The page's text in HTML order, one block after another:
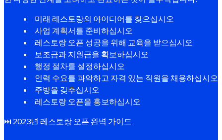
미래 레스토랑의 아이디어를 찾으십시오
사업 계획서를 준비하십시오
레스토랑 오픈 성공을 위해 교육을 받으십시오
보조금과 지원금을 확보하십시오
행정 절차를 설정하십시오
인력 수요를 파악하고 자격 있는 직원을 채용하십시오
주방을 갖추십시오
레스토랑 오픈을 홍보하십시오
⏭️ 2023년 레스토랑 오픈 완벽 가이드